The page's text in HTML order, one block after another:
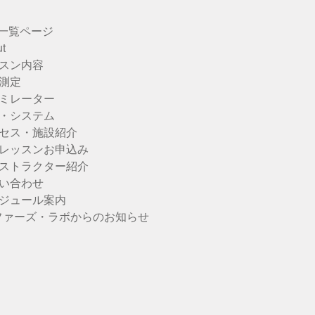
覧ページ
ン内容
定
レーター
システム
ス・施設紹介
ッスンお申込み
トラクター紹介
合わせ
ュール案内
ァーズ・ラボからのお知らせ